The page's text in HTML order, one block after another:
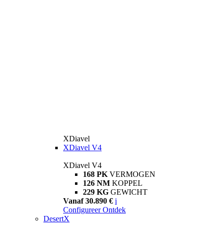
XDiavel
XDiavel V4
XDiavel V4
168 PK VERMOGEN
126 NM KOPPEL
229 KG GEWICHT
Vanaf 30.890 € i
Configureer Ontdek
DesertX